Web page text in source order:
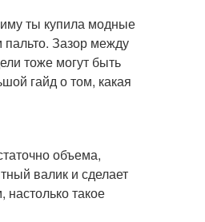
ты купила модные
пальто. Зазор между
тоже могут быть
гайд о том, какая
объема,
валик и сделает
такое